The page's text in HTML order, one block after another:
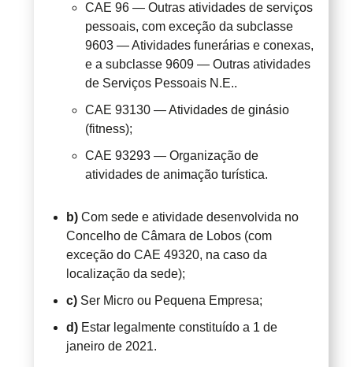
CAE 96 — Outras atividades de serviços
pessoais, com exceção da subclasse
9603 — Atividades funerárias e conexas,
e a subclasse 9609 — Outras atividades
de Serviços Pessoais N.E..
CAE 93130 — Atividades de ginásio
(fitness);
CAE 93293 — Organização de
atividades de animação turística.
b) Com sede e atividade desenvolvida no
Concelho de Câmara de Lobos (com
exceção do CAE 49320, na caso da
localização da sede);
c) Ser Micro ou Pequena Empresa;
d) Estar legalmente constituído a 1 de
janeiro de 2021.